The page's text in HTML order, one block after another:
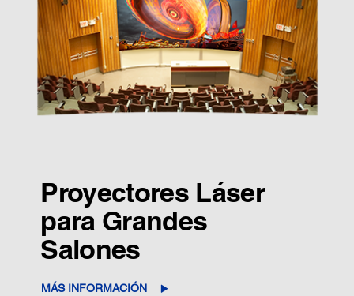
Proyectores Láser
para Grandes
Salones
MÁS INFORMACIÓN